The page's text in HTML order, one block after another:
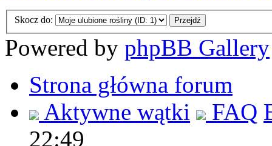
Skocz do:
Powered by phpBB Gallery
Strona główna forum
Aktywne wątki
FAQ
22:49